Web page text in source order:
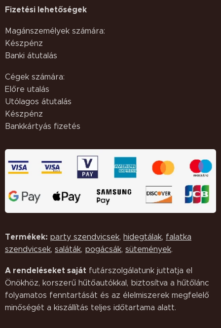
Fizetési lehetőségek
Magánszemélyek számára:
Készpénz
Banki átutalás
Cégek számára:
Előre utalás
Utólagos átutalás
Készpénz
Bankkártyás fizetés
Termékek: party szendvicsek, hidegtálak, falatka
szendvicsek, saláták, pogácsák, sütemények.
A rendeléseket saját futárszolgálatunk juttatja el
Önökhöz, korszerű hűtőautókkal, biztosítva a hűtőlánc
folyamatos fenntartását és az élelmiszerek megfelelő
minőségét a kiszállítás teljes időtartama alatt.